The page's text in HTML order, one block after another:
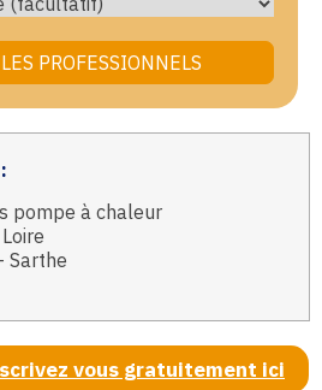
pompe à chaleur
Sarthe
vous gratuitement ici